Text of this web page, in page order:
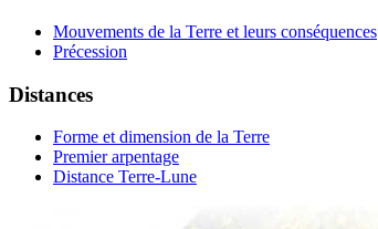
Mouvements de la Terre et leurs conséquences
Précession
Distances
Forme et dimension de la Terre
Premier arpentage
Distance Terre-Lune